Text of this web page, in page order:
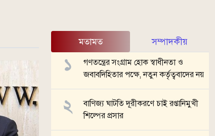
মতামত সম্পাদকীয়
গণতন্ত্রের সংগ্রাম হোক স্বাধীনতা ও
জবাবদিহিতার পক্ষে, নতুন কর্তৃত্ববাদের নয়
বাণিজ্য ঘাটতি দূরীকরণে চাই রপ্তানিমুখী
শিল্পের প্রসার